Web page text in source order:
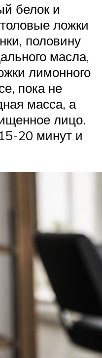
белок и
ложки
половину
масла,
лимонного
пока не
масса, а
лицо.
20 минут и